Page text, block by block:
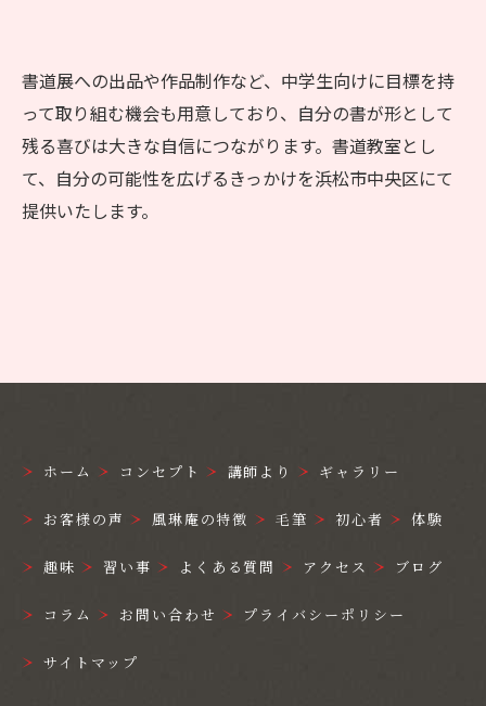
書道展への出品や作品制作など、中学生向けに目標を持
って取り組む機会も用意しており、自分の書が形として
残る喜びは大きな自信につながります。書道教室とし
て、自分の可能性を広げるきっかけを浜松市中央区にて
提供いたします。
ホーム コンセプト 講師より ギャラリー
お客様の声 風琳庵の特徴 毛筆 初心者 体験
趣味 習い事 よくある質問 アクセス ブログ
コラム お問い合わせ プライバシーポリシー
サイトマップ